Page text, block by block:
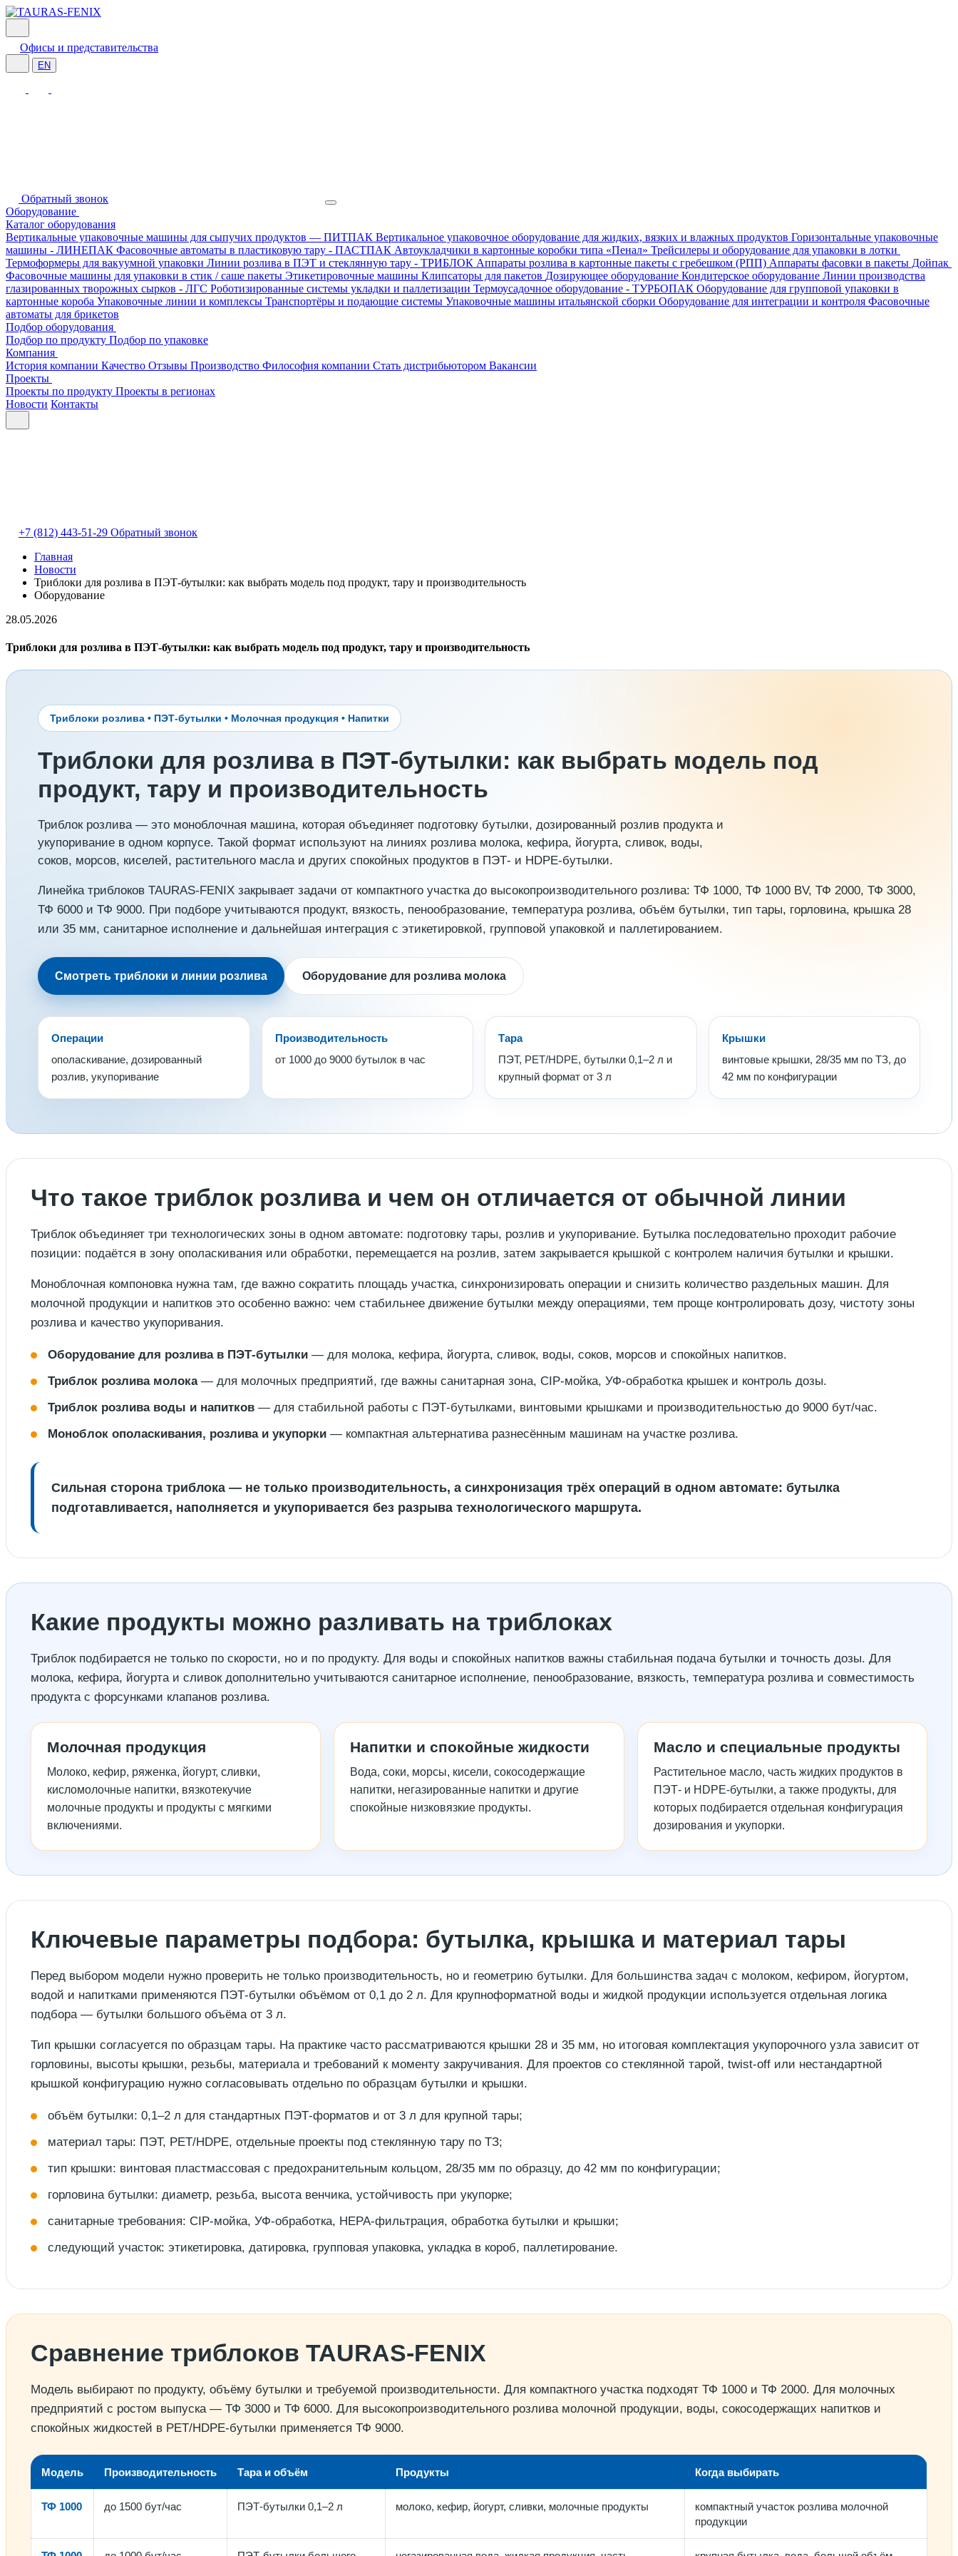
Офисы и представительства
EN
Обратный звонок
Оборудование
Каталог оборудования
Вертикальные упаковочные машины для сыпучих продуктов — ПИТПАК Вертикальное упаковочное оборудование для жидких, вязких и влажных продуктов Горизонтальные упаковочные
машины - ЛИНЕПАК Фасовочные автоматы в пластиковую тару - ПАСТПАК Автоукладчики в картонные коробки типа «Пенал» Трейсилеры и оборудование для упаковки в лотки
Термоформеры для вакуумной упаковки Линии розлива в ПЭТ и стеклянную тару - ТРИБЛОК Аппараты розлива в картонные пакеты с гребешком (РПП) Аппараты фасовки в пакеты Дойпак
Фасовочные машины для упаковки в стик / саше пакеты Этикетировочные машины Клипсаторы для пакетов Дозирующее оборудование Кондитерское оборудование Линии производства
глазированных творожных сырков - ЛГС Роботизированные системы укладки и паллетизации Термоусадочное оборудование - ТУРБОПАК Оборудование для групповой упаковки в
картонные короба Упаковочные линии и комплексы Транспортёры и подающие системы Упаковочные машины итальянской сборки Оборудование для интеграции и контроля Фасовочные
автоматы для брикетов
Подбор оборудования
Подбор по продукту Подбор по упаковке
Компания
История компании Качество Отзывы Производство Философия компании Стать дистрибьютором Вакансии
Проекты
Проекты по продукту Проекты в регионах
Новости Контакты
+7 (812) 443-51-29 Обратный звонок
Главная
Новости
Триблоки для розлива в ПЭТ-бутылки: как выбрать модель под продукт, тару и производительность
Оборудование
28.05.2026
Триблоки для розлива в ПЭТ-бутылки: как выбрать модель под продукт, тару и производительность
Триблоки розлива • ПЭТ-бутылки • Молочная продукция • Напитки
Триблоки для розлива в ПЭТ-бутылки: как выбрать модель под
продукт, тару и производительность
Триблок розлива — это моноблочная машина, которая объединяет подготовку бутылки, дозированный розлив продукта и
укупоривание в одном корпусе. Такой формат используют на линиях розлива молока, кефира, йогурта, сливок, воды,
соков, морсов, киселей, растительного масла и других спокойных продуктов в ПЭТ- и HDPE-бутылки.
Линейка триблоков TAURAS-FENIX закрывает задачи от компактного участка до высокопроизводительного розлива: ТФ 1000, ТФ 1000 BV, ТФ 2000, ТФ 3000,
ТФ 6000 и ТФ 9000. При подборе учитываются продукт, вязкость, пенообразование, температура розлива, объём бутылки, тип тары, горловина, крышка 28
или 35 мм, санитарное исполнение и дальнейшая интеграция с этикетировкой, групповой упаковкой и паллетированием.
Смотреть триблоки и линии розлива Оборудование для розлива молока
Операции
ополаскивание, дозированный
розлив, укупоривание
Производительность
от 1000 до 9000 бутылок в час
Тара
ПЭТ, PET/HDPE, бутылки 0,1–2 л и
крупный формат от 3 л
Крышки
винтовые крышки, 28/35 мм по ТЗ, до
42 мм по конфигурации
Что такое триблок розлива и чем он отличается от обычной линии
Триблок объединяет три технологических зоны в одном автомате: подготовку тары, розлив и укупоривание. Бутылка последовательно проходит рабочие
позиции: подаётся в зону ополаскивания или обработки, перемещается на розлив, затем закрывается крышкой с контролем наличия бутылки и крышки.
Моноблочная компоновка нужна там, где важно сократить площадь участка, синхронизировать операции и снизить количество раздельных машин. Для
молочной продукции и напитков это особенно важно: чем стабильнее движение бутылки между операциями, тем проще контролировать дозу, чистоту зоны
розлива и качество укупоривания.
Оборудование для розлива в ПЭТ-бутылки — для молока, кефира, йогурта, сливок, воды, соков, морсов и спокойных напитков.
Триблок розлива молока— для молочных предприятий, где важны санитарная зона, CIP-мойка, УФ-обработка крышек и контроль дозы.
Триблок розлива воды и напитков — для стабильной работы с ПЭТ-бутылками, винтовыми крышками и производительностью до 9000 бут/час.
Моноблок ополаскивания, розлива и укупорки — компактная альтернатива разнесённым машинам на участке розлива.
Сильная сторона триблока — не только производительность, а синхронизация трёх операций в одном автомате: бутылка
подготавливается, наполняется и укупоривается без разрыва технологического маршрута.
Какие продукты можно разливать на триблоках
Триблок подбирается не только по скорости, но и по продукту. Для воды и спокойных напитков важны стабильная подача бутылки и точность дозы. Для
молока, кефира, йогурта и сливок дополнительно учитываются санитарное исполнение, пенообразование, вязкость, температура розлива и совместимость
продукта с форсунками клапанов розлива.
Молочная продукция
Молоко, кефир, ряженка, йогурт, сливки,
кисломолочные напитки, вязкотекучие
молочные продукты и продукты с мягкими
включениями.
Напитки и спокойные жидкости
Вода, соки, морсы, кисели, сокосодержащие
напитки, негазированные напитки и другие
спокойные низковязкие продукты.
Масло и специальные продукты
Растительное масло, часть жидких продуктов в
ПЭТ- и HDPE-бутылки, а также продукты, для
которых подбирается отдельная конфигурация
дозирования и укупорки.
Ключевые параметры подбора: бутылка, крышка и материал тары
Перед выбором модели нужно проверить не только производительность, но и геометрию бутылки. Для большинства задач с молоком, кефиром, йогуртом,
водой и напитками применяются ПЭТ-бутылки объёмом от 0,1 до 2 л. Для крупноформатной воды и жидкой продукции используется отдельная логика
подбора — бутылки большого объёма от 3 л.
Тип крышки согласуется по образцам тары. На практике часто рассматриваются крышки 28 и 35 мм, но итоговая комплектация укупорочного узла зависит от
горловины, высоты крышки, резьбы, материала и требований к моменту закручивания. Для проектов со стеклянной тарой, twist-off или нестандартной
крышкой конфигурацию нужно согласовывать отдельно по образцам бутылки и крышки.
объём бутылки: 0,1–2 л для стандартных ПЭТ-форматов и от 3 л для крупной тары;
материал тары: ПЭТ, PET/HDPE, отдельные проекты под стеклянную тару по ТЗ;
тип крышки: винтовая пластмассовая с предохранительным кольцом, 28/35 мм по образцу, до 42 мм по конфигурации;
горловина бутылки: диаметр, резьба, высота венчика, устойчивость при укупорке;
санитарные требования: CIP-мойка, УФ-обработка, HEPA-фильтрация, обработка бутылки и крышки;
следующий участок: этикетировка, датировка, групповая упаковка, укладка в короб, паллетирование.
Сравнение триблоков TAURAS-FENIX
Модель выбирают по продукту, объёму бутылки и требуемой производительности. Для компактного участка подходят ТФ 1000 и ТФ 2000. Для молочных
предприятий с ростом выпуска — ТФ 3000 и ТФ 6000. Для высокопроизводительного розлива молочной продукции, воды, сокосодержащих напитков и
спокойных жидкостей в PET/HDPE-бутылки применяется ТФ 9000.
Модель Производительность Тара и объём Продукты Когда выбирать
ТФ 1000 до 1500 бут/час ПЭТ-бутылки 0,1–2 л молоко, кефир, йогурт, сливки, молочные продукты
компактный участок розлива молочной
продукции